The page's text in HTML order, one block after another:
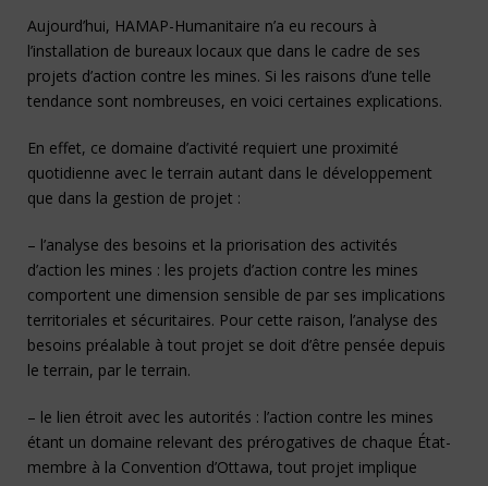
Aujourd’hui, HAMAP-Humanitaire n’a eu recours à
l’installation de bureaux locaux que dans le cadre de ses
projets d’action contre les mines. Si les raisons d’une telle
tendance sont nombreuses, en voici certaines explications.
En effet, ce domaine d’activité requiert une proximité
quotidienne avec le terrain autant dans le développement
que dans la gestion de projet :
– l’analyse des besoins et la priorisation des activités
d’action les mines : les projets d’action contre les mines
comportent une dimension sensible de par ses implications
territoriales et sécuritaires. Pour cette raison, l’analyse des
besoins préalable à tout projet se doit d’être pensée depuis
le terrain, par le terrain.
– le lien étroit avec les autorités : l’action contre les mines
étant un domaine relevant des prérogatives de chaque État-
membre à la Convention d’Ottawa, tout projet implique